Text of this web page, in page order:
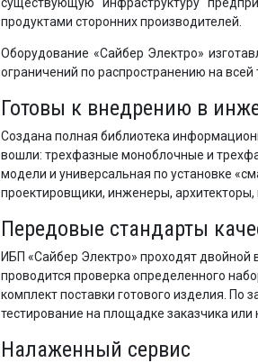
продуктами сторонних производителей.
Оборудование «Сайбер Электро»
ограничений по распространению на
Готовы к внедрению в
Создана полная библиотека
вошли: трехфазные моноблочные и
модели и универсальная по установке
проектировщики, инженеры,
Передовые стандарты
ИБП «Сайбер Электро» проходят двойной
проводится проверка определенного
комплект поставки готового изделия. По
тестирование на площадке заказчика
Налаженный сервис